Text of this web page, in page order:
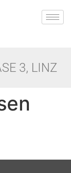
3, LINZ